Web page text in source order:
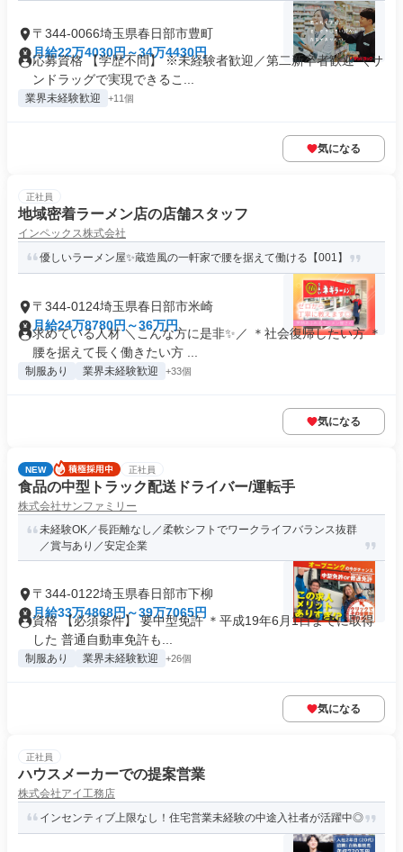
〒344-0066埼玉県春日部市豊町
月給22万4030円～34万4430円
応募資格 【学歴不問】 ※未経験者歓迎／第二新卒者歓迎 ＼サ
ンドラッグで実現できるこ...
業界未経験歓迎 +11個
気になる
正社員
地域密着ラーメン店の店舗スタッフ
インペックス株式会社
優しいラーメン屋✨蔵造風の一軒家で腰を据えて働ける【001】
〒344-0124埼玉県春日部市米崎
月給24万8780円～36万円
求めている人材 ＼こんな方に是非✨／ ＊社会復帰したい方 ＊
腰を据えて長く働きたい方 ...
制服あり 業界未経験歓迎 +33個
気になる
NEW 正社員
食品の中型トラック配送ドライバー/運転手
株式会社サンファミリー
未経験OK／長距離なし／柔軟シフトでワークライフバランス抜群
／賞与あり／安定企業
〒344-0122埼玉県春日部市下柳
月給33万4868円～39万7065円
資格 【必須条件】 要中型免許 ＊平成19年6月1日までに取得
した 普通自動車免許も...
制服あり 業界未経験歓迎 +26個
気になる
正社員
ハウスメーカーでの提案営業
株式会社アイ工務店
インセンティブ上限なし！住宅営業未経験の中途入社者が活躍中◎